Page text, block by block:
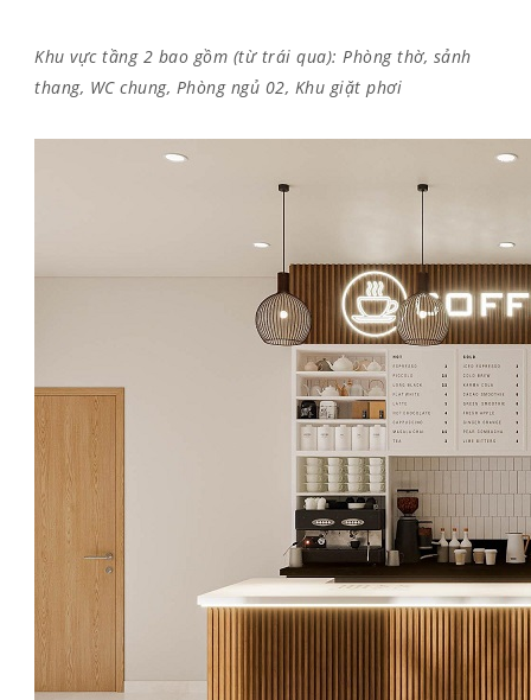
Khu vực tầng 2 bao gồm (từ trái qua): Phòng thờ, sảnh
thang, WC chung, Phòng ngủ 02, Khu giặt phơi